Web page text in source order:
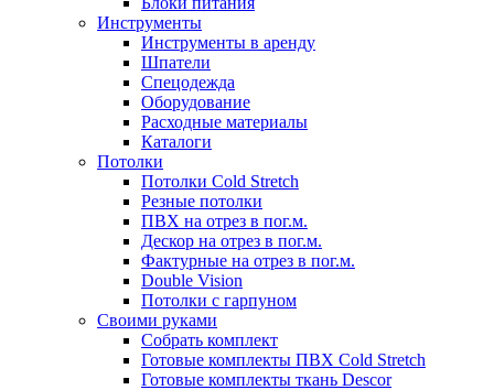
Инструменты
Инструменты в аренду
Шпатели
Спецодежда
Оборудование
Расходные материалы
Каталоги
Потолки
Потолки Cold Stretch
Резные потолки
ПВХ на отрез в пог.м.
Дескор на отрез в пог.м.
Фактурные на отрез в пог.м.
Double Vision
Потолки с гарпуном
Своими руками
Собрать комплект
Готовые комплекты ПВХ Cold Stretch
Готовые комплекты ткань Descor